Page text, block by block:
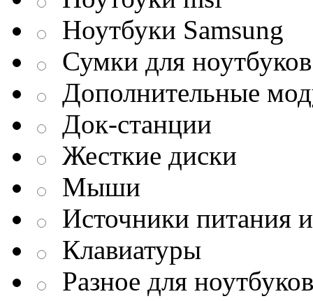
Ноутбуки Samsung
Сумки для ноутбуков
Дополнительные
Док-станции
Жесткие диски
Мыши
Источники питания
Клавиатуры
Разное для ноутбуков